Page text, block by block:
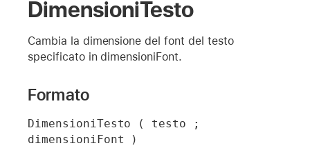
DimensioniTesto
Cambia la dimensione del font del testo
specificato in dimensioniFont.
Formato
DimensioniTesto ( testo ;
dimensioniFont )